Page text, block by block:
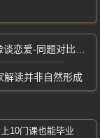
对比笑到服务器宕机
解读并非自然形成
10门课也能毕业